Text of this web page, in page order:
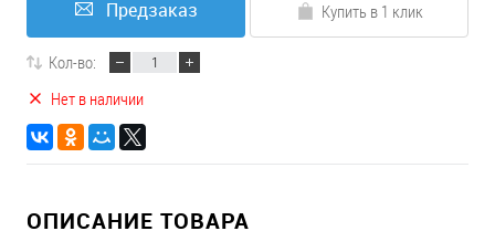
Предзаказ Купить в 1 клик
Кол-во:
Нет в наличии
ОПИСАНИЕ ТОВАРА